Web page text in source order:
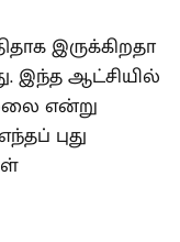
இருக்கிறதா
இந்த ஆட்சியில்
என்று
புது